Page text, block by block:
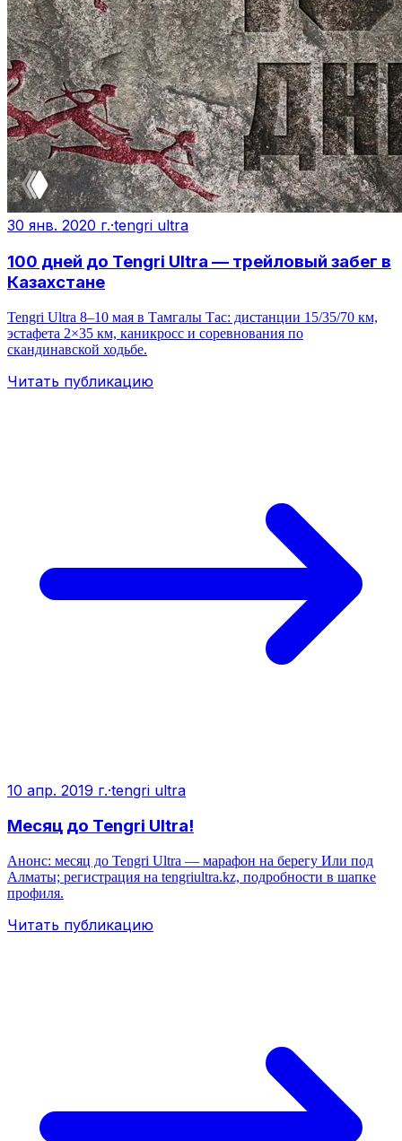
30 янв. 2020 г.·tengri ultra
100 дней до Tengri Ultra — трейловый забег в
Казахстане
Tengri Ultra 8–10 мая в Тамгалы Тас: дистанции 15/35/70 км,
эстафета 2×35 км, каникросс и соревнования по
скандинавской ходьбе.
Читать публикацию
10 апр. 2019 г.·tengri ultra
Месяц до Tengri Ultra!
Анонс: месяц до Tengri Ultra — марафон на берегу Или под
Алматы; регистрация на tengriultra.kz, подробности в шапке
профиля.
Читать публикацию